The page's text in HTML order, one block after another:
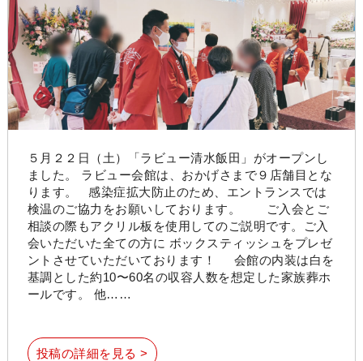
５月２２日（土）「ラビュー清水飯田」がオープンし
ました。 ラビュー会館は、おかげさまで９店舗目とな
ります。 感染症拡大防止のため、エントランスでは
検温のご協力をお願いしております。 ご入会とご
相談の際もアクリル板を使用してのご説明です。ご入
会いただいた全ての方に ボックスティッシュをプレゼ
ントさせていただいております！ 会館の内装は白を
基調とした約10〜60名の収容人数を想定した家族葬ホ
ールです。 他……
投稿の詳細を見る >